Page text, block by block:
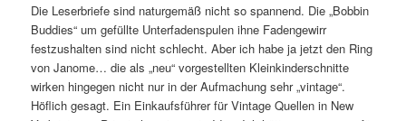
Die Leserbriefe sind naturgemäß nicht so spannend. Die „Bobbin
Buddies“ um gefüllte Unterfadenspulen ihne Fadengewirr
festzushalten sind nicht schlecht. Aber ich habe ja jetzt den Ring
von Janome… die als „neu“ vorgestellten Kleinkinderschnitte
wirken hingegen nicht nur in der Aufmachung sehr „vintage“.
Höflich gesagt. Ein Einkaufsführer für Vintage Quellen in New